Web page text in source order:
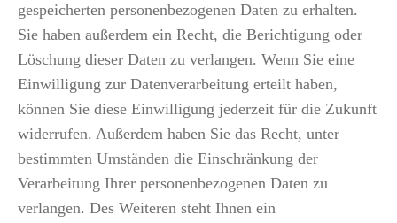
gespeicherten personenbezogenen Daten zu erhalten.
Sie haben außerdem ein Recht, die Berichtigung oder
Löschung dieser Daten zu verlangen. Wenn Sie eine
Einwilligung zur Datenverarbeitung erteilt haben,
können Sie diese Einwilligung jederzeit für die Zukunft
widerrufen. Außerdem haben Sie das Recht, unter
bestimmten Umständen die Einschränkung der
Verarbeitung Ihrer personenbezogenen Daten zu
verlangen. Des Weiteren steht Ihnen ein